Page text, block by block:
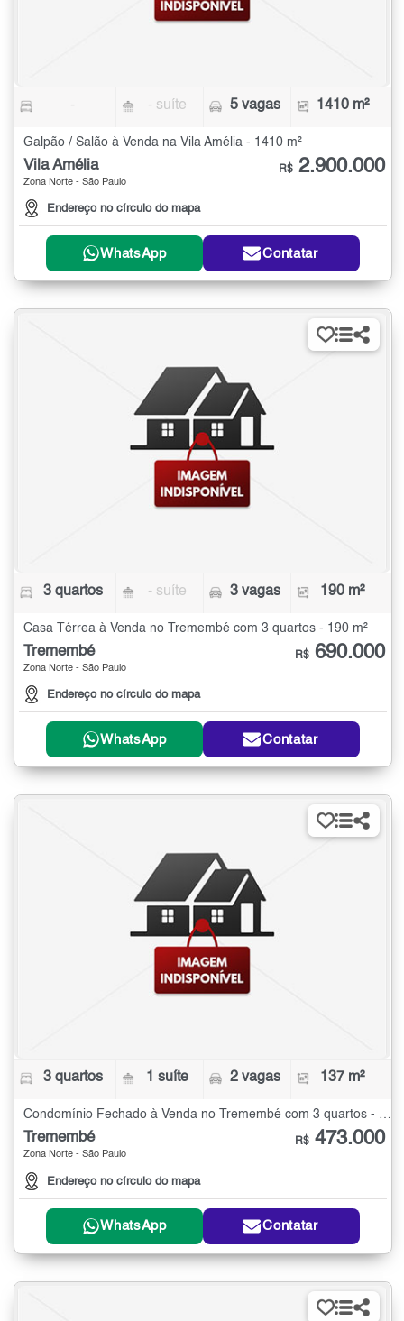
- - suíte 5 vagas 1410 m²
Galpão / Salão à Venda na Vila Amélia - 1410 m²
Vila Amélia
Zona Norte - São Paulo
Endereço no círculo do mapa
R$ 2.900.000
WhatsApp Contatar
3 quartos - suíte 3 vagas 190 m²
Casa Térrea à Venda no Tremembé com 3 quartos - 190 m²
Tremembé
Zona Norte - São Paulo
Endereço no círculo do mapa
R$ 690.000
WhatsApp Contatar
3 quartos 1 suíte 2 vagas 137 m²
Condomínio Fechado à Venda no Tremembé com 3 quartos - 137 m²
Tremembé
Zona Norte - São Paulo
Endereço no círculo do mapa
R$ 473.000
WhatsApp Contatar